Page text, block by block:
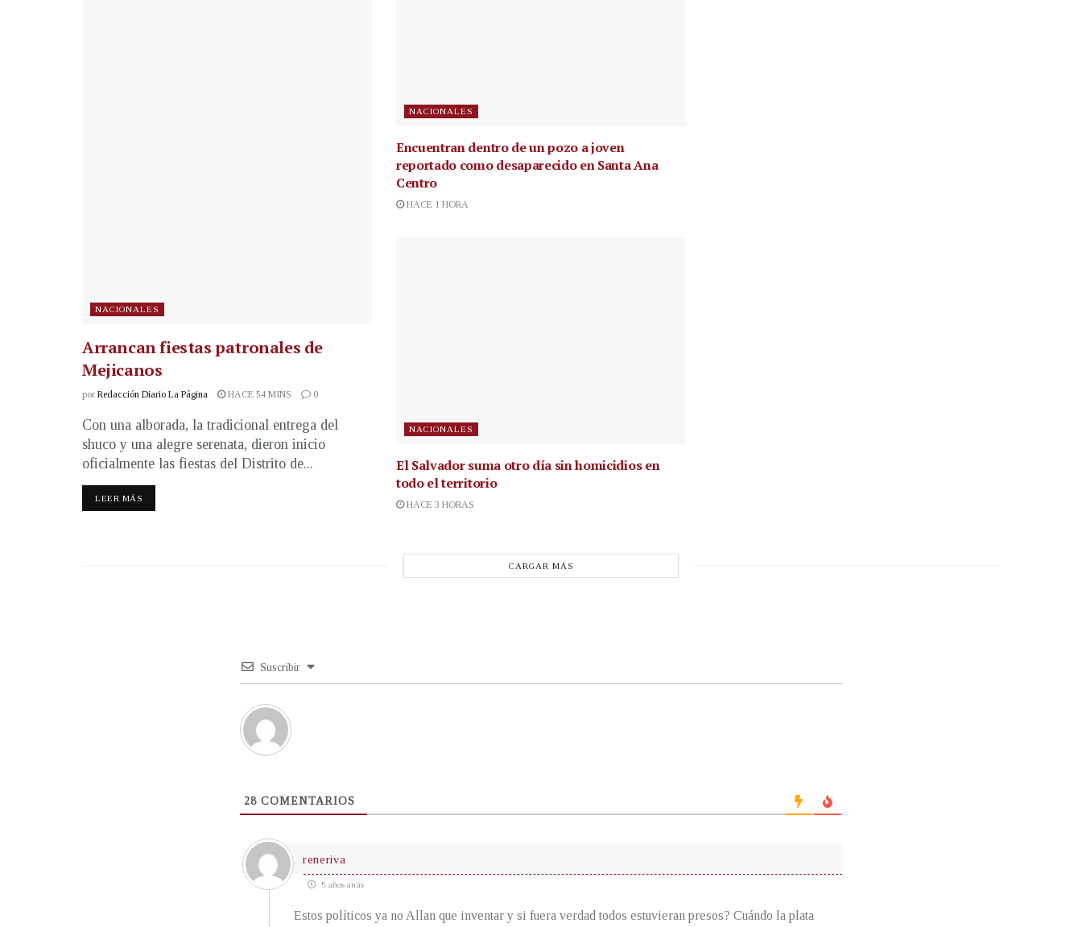
NACIONALES
Arrancan fiestas patronales de
Mejicanos
por Redacción Diario La Página HACE 54 MINS 0
Con una alborada, la tradicional entrega del
shuco y una alegre serenata, dieron inicio
oficialmente las fiestas del Distrito de...
LEER MÁS
NACIONALES
Encuentran dentro de un pozo a joven
reportado como desaparecido en Santa Ana
Centro
HACE 1 HORA
NACIONALES
El Salvador suma otro día sin homicidios en
todo el territorio
HACE 3 HORAS
CARGAR MÁS
Suscribir
28 COMENTARIOS
reneriva
5 años atrás
Estos políticos ya no Allan que inventar y si fuera verdad todos estuvieran presos? Cuándo la plata